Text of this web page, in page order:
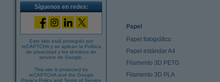
Síguenos en redes:
Este sitio está protegido por
reCAPTCHA y se aplican la Política
de privacidad y los términos de
servicio de Google
This site is protected by
reCAPTCHA and the Google
Privacy Policy and Terms of Service
Papel
Papel fotográfico
Papel estándar A4
Filamento 3D PETG
Filamento 3D PLA